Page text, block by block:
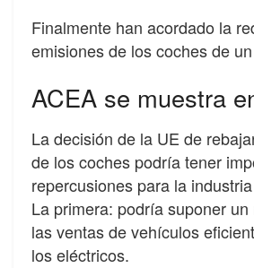
Finalmente han acordado la
emisiones de los coches de
ACEA se muestra
La decisión de la UE de
de los coches podría tener
repercusiones para la
La primera: podría suponer
las ventas de vehículos
los eléctricos.